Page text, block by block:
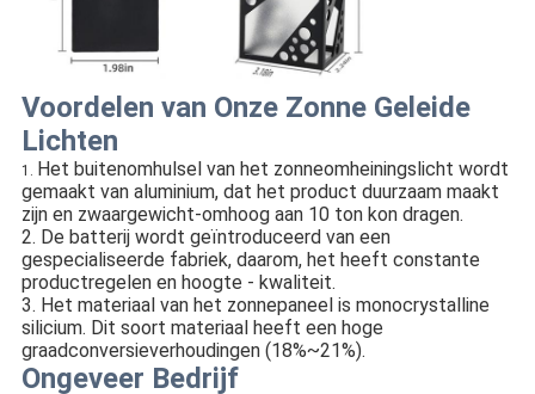
Voordelen van Onze Zonne Geleide
Lichten
1. Het buitenomhulsel van het zonneomheiningslicht wordt
gemaakt van aluminium, dat het product duurzaam maakt
zijn en zwaargewicht-omhoog aan 10 ton kon dragen.
2. De batterij wordt geïntroduceerd van een
gespecialiseerde fabriek, daarom, het heeft constante
productregelen en hoogte - kwaliteit.
3. Het materiaal van het zonnepaneel is monocrystalline
silicium. Dit soort materiaal heeft een hoge
graadconversieverhoudingen (18%~21%).
Ongeveer Bedrijf